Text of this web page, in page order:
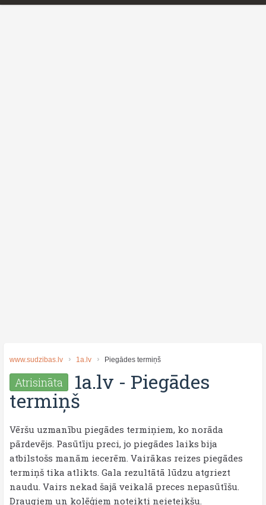
www.sudzibas.lv 1a.lv Piegādes termiņš
Atrisināta 1a.lv - Piegādes
termiņš
Vēršu uzmanību piegādes termiņiem, ko norāda
pārdevējs. Pasūtīju preci, jo piegādes laiks bija
atbilstošs manām iecerēm. Vairākas reizes piegādes
termiņš tika atlikts. Gala rezultātā lūdzu atgriezt
naudu. Vairs nekad šajā veikalā preces nepasūtīšu.
Draugiem un kolēģiem noteikti neieteikšu.